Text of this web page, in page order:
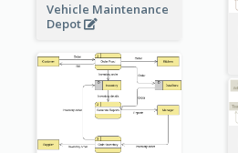
Vehicle Maintenance
Depot